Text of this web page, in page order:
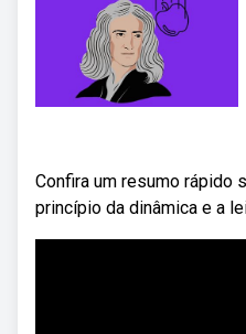
Confira um resumo rápido
princípio da dinâmica e a